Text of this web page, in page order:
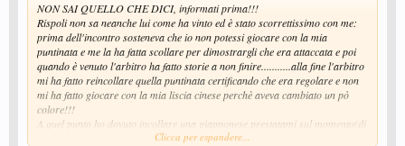
NON SAI QUELLO CHE DICI, informati prima!!!
Rispoli non sa neanche lui come ha vinto ed è stato scorrettissimo con me:
prima dell'incontro sosteneva che io non potessi giocare con la mia
puntinata e me la ha fatta scollare per dimostrargli che era attaccata e poi
quando è venuto l'arbitro ha fatto storie a non finire...........alla fine l'arbitro
mi ha fatto reincollare quella puntinata certificando che era regolare e non
mi ha fatto giocare con la mia liscia cinese perchè aveva cambiato un pò
colore!!!
A quel punto ho dovuto incollare una giapponese prestatami sul momento(di
cinesi non ne avevo più) sul dritto e la puntinata incollata a fresco e per poco
Clicca per espandere...